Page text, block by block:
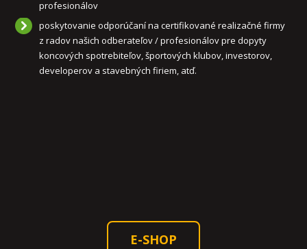
profesionálov
poskytovanie odporúčaní na certifikované realizačné firmy
z radov našich odberateľov / profesionálov pre dopyty
koncových spotrebiteľov, športových klubov, investorov,
developerov a stavebných firiem, atď.
E-SHOP